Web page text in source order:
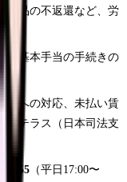
金品の不返還など、労
の基本手当の手続きの
張への対応、未払い賃
法テラス（日本司法支
す。
455 （平日17:00〜